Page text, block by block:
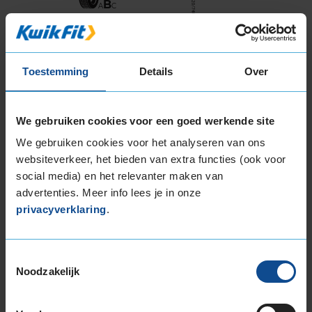
Toestemming Details Over
We gebruiken cookies voor een goed werkende site
We gebruiken cookies voor het analyseren van ons
websiteverkeer, het bieden van extra functies (ook voor
social media) en het relevanter maken van
advertenties. Meer info lees je in onze
privacyverklaring.
Noodzakelijk
A BC
Deze band is beoordeeld met het EU
brandstofefficiëntie-label D, wat overeen komt
In de categorie grip op nat wegdek is deze band
dat deze band minder goede grip heeft bij
natte weersomstandigheden.
De band heeft een extern rolgeluid van 73 dB
met B-notering, wat betekent dat deze band
Wil je nog meer informatie over het